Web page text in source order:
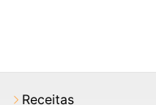
Receitas